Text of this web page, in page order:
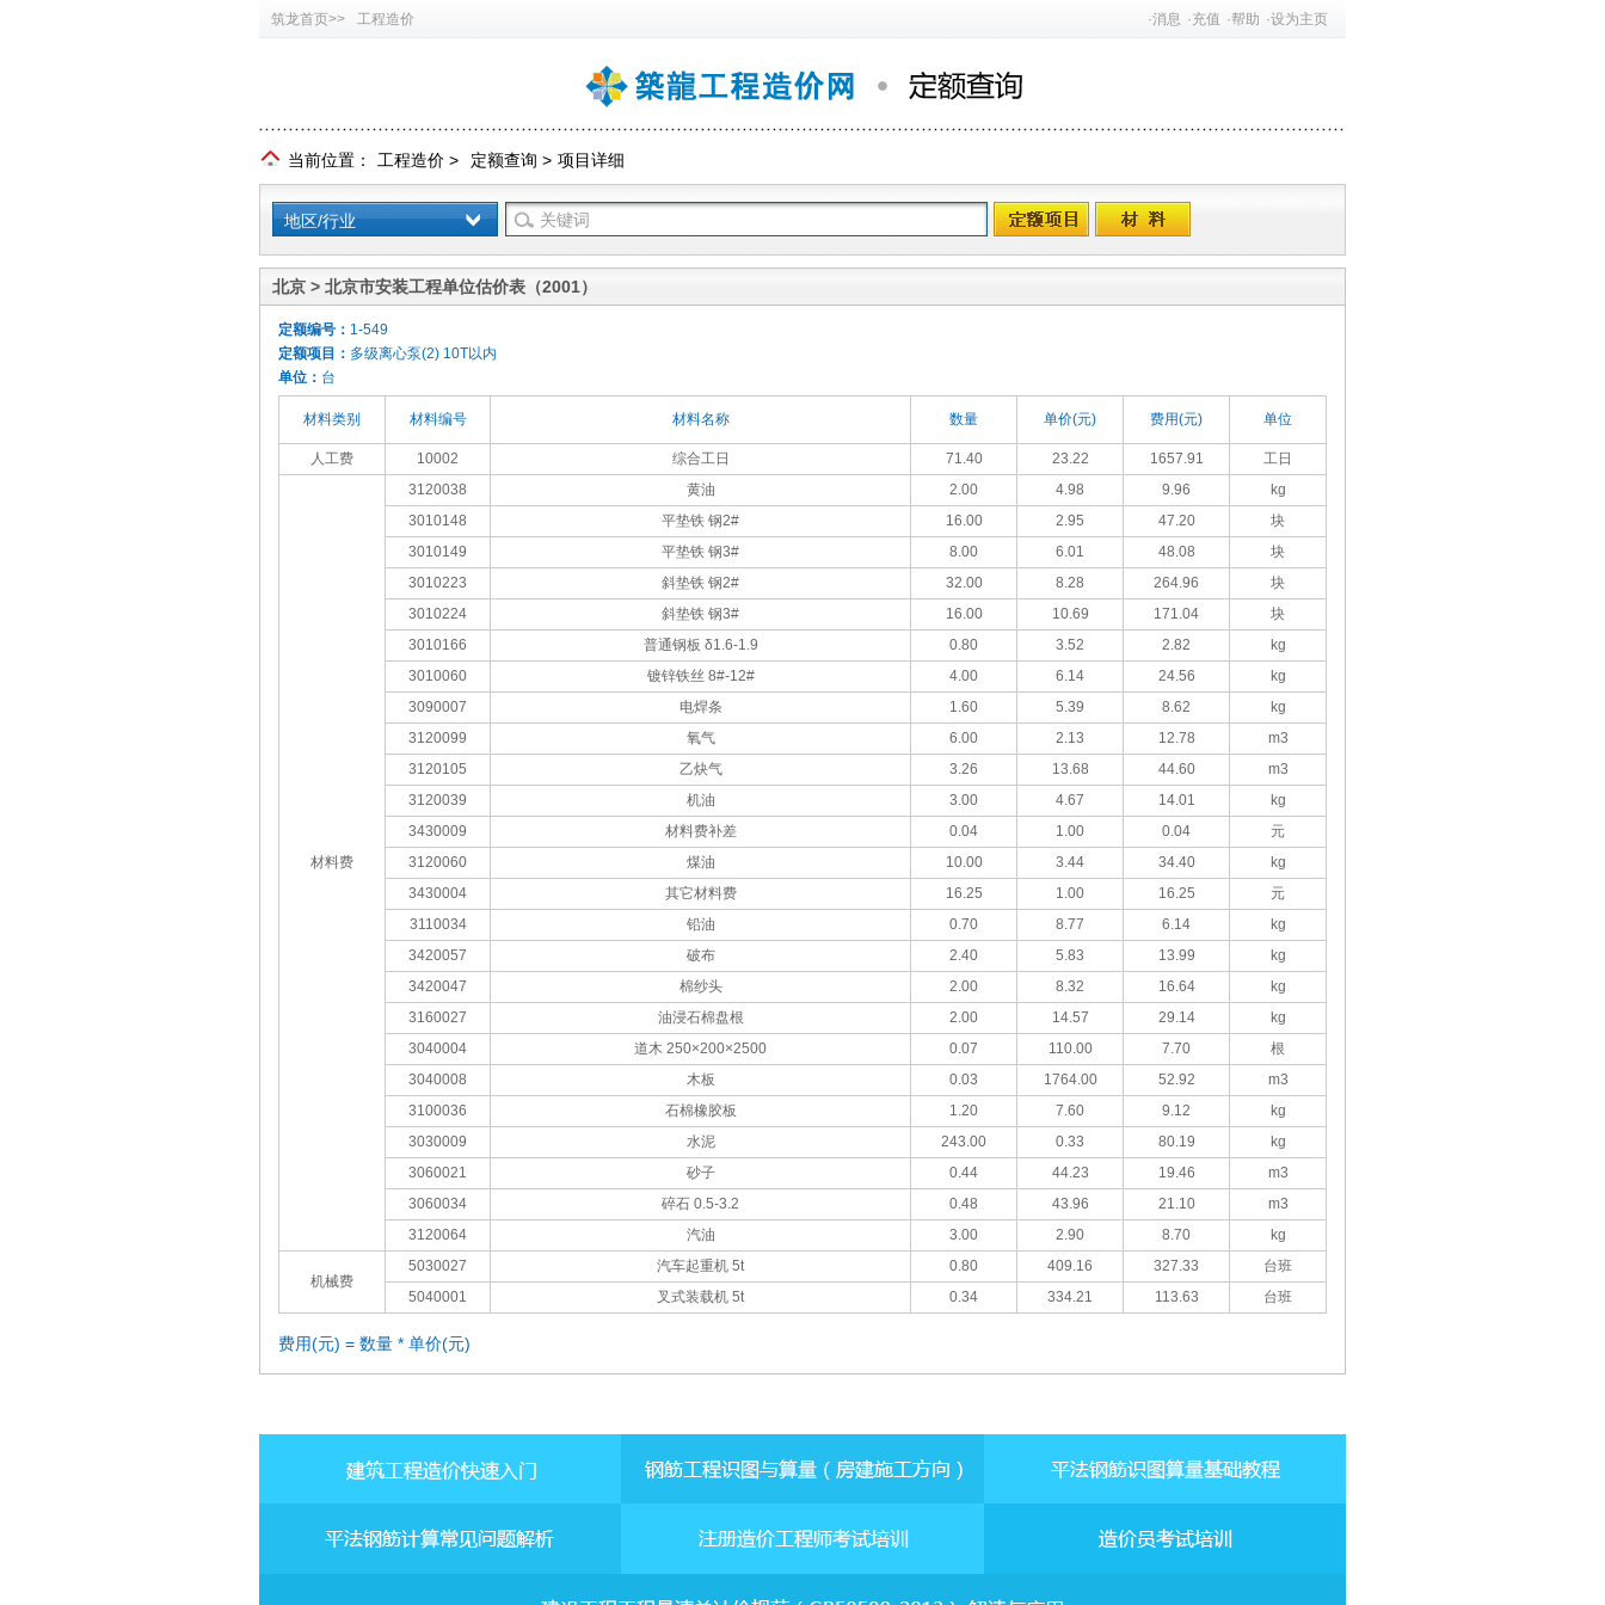
筑龙首页>> 工程造价 ·消息 ·充值 ·帮助 ·设为主页
当前位置： 工程造价 > 定额查询 > 项目详细
地区/行业
北京 > 北京市安装工程单位估价表（2001）
定额编号： 1-549
定额项目： 多级离心泵(2) 10T以内
单位： 台
材料类别 材料编号 材料名称 数量 单价(元) 费用(元) 单位
人工费 10002 综合工日 71.40 23.22 1657.91 工日
材料费
3120038 黄油 2.00 4.98 9.96
kg
3010148
平垫铁 钢2# 16.00 2.95 47.20
块
3010149
平垫铁 钢3# 8.00 6.01 48.08
块
3010223
斜垫铁 钢2# 32.00 8.28 264.96
块
3010224
斜垫铁 钢3# 16.00 10.69 171.04
块
3010166
普通钢板 δ1.6-1.9 0.80 3.52 2.82
kg
3010060
镀锌铁丝 8#-12# 4.00 6.14 24.56
kg
3090007
电焊条 1.60 5.39 8.62
kg
3120099
氧气 6.00 2.13 12.78
m3
3120105
乙炔气 3.26 13.68 44.60
m3
3120039
机油 3.00 4.67 14.01
kg
3430009
材料费补差 0.04 1.00 0.04
元
3120060
煤油 10.00 3.44 34.40
kg
3430004
其它材料费 16.25 1.00 16.25
元
3110034
铅油 0.70 8.77 6.14
kg
3420057
破布 2.40 5.83 13.99
kg
3420047
棉纱头 2.00 8.32 16.64
kg
3160027
油浸石棉盘根 2.00 14.57 29.14
kg
3040004
道木 250×200×2500 0.07 110.00 7.70
根
3040008
木板 0.03 1764.00 52.92
m3
3100036
石棉橡胶板 1.20 7.60 9.12
kg
3030009
水泥 243.00 0.33 80.19
kg
3060021
砂子 0.44 44.23 19.46
m3
3060034
碎石 0.5-3.2 0.48 43.96 21.10
m3
3120064
汽油 3.00 2.90 8.70 kg
机械费
5030027 汽车起重机 5t 0.80 409.16 327.33
台班
5040001
叉式装载机 5t 0.34 334.21 113.63 台班
费用(元) = 数量 * 单价(元)